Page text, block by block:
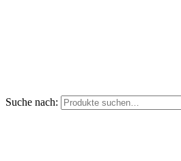
Suche nach: